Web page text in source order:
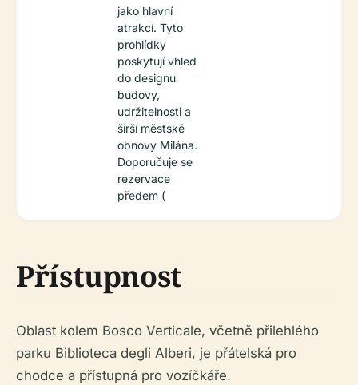
jako hlavní
atrakcí. Tyto
prohlídky
poskytují vhled
do designu
budovy,
udržitelnosti a
širší městské
obnovy Milána.
Doporučuje se
rezervace
předem (
Přístupnost
Oblast kolem Bosco Verticale, včetně přilehlého
parku Biblioteca degli Alberi, je přátelská pro
chodce a přístupná pro vozíčkáře.